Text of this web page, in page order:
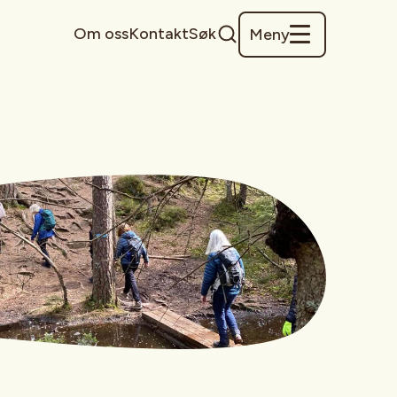
Om ossKontaktSøk Meny